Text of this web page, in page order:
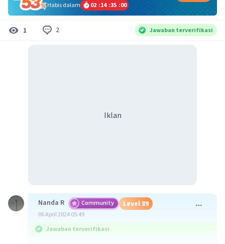
Habis dalam
02 :14 :35 :00
1 2 Jawaban terverifikasi
Iklan
Nanda R Community Level 89
06 April 2024 05:49
Jawaban terverifikasi